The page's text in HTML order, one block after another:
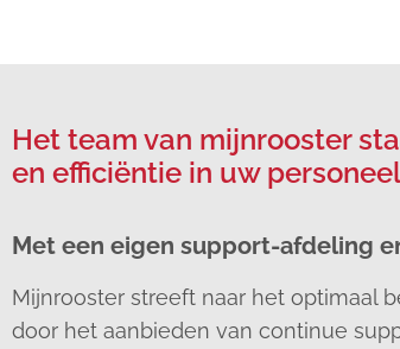
Het team van mijnrooster
en efficiëntie in uw
Met een eigen support-afdeling
Mijnrooster streeft naar het optimaal
door het aanbieden van continue